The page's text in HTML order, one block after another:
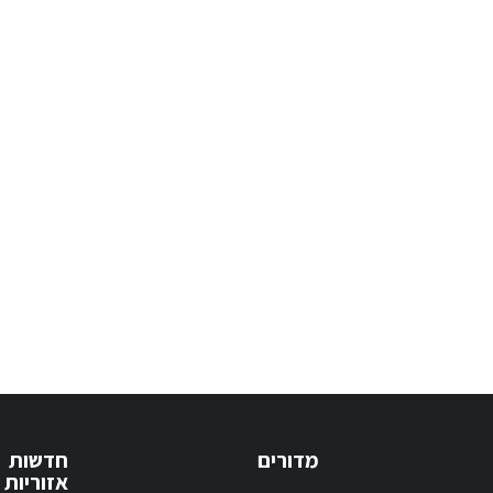
מדורים חדשות
אזוריות